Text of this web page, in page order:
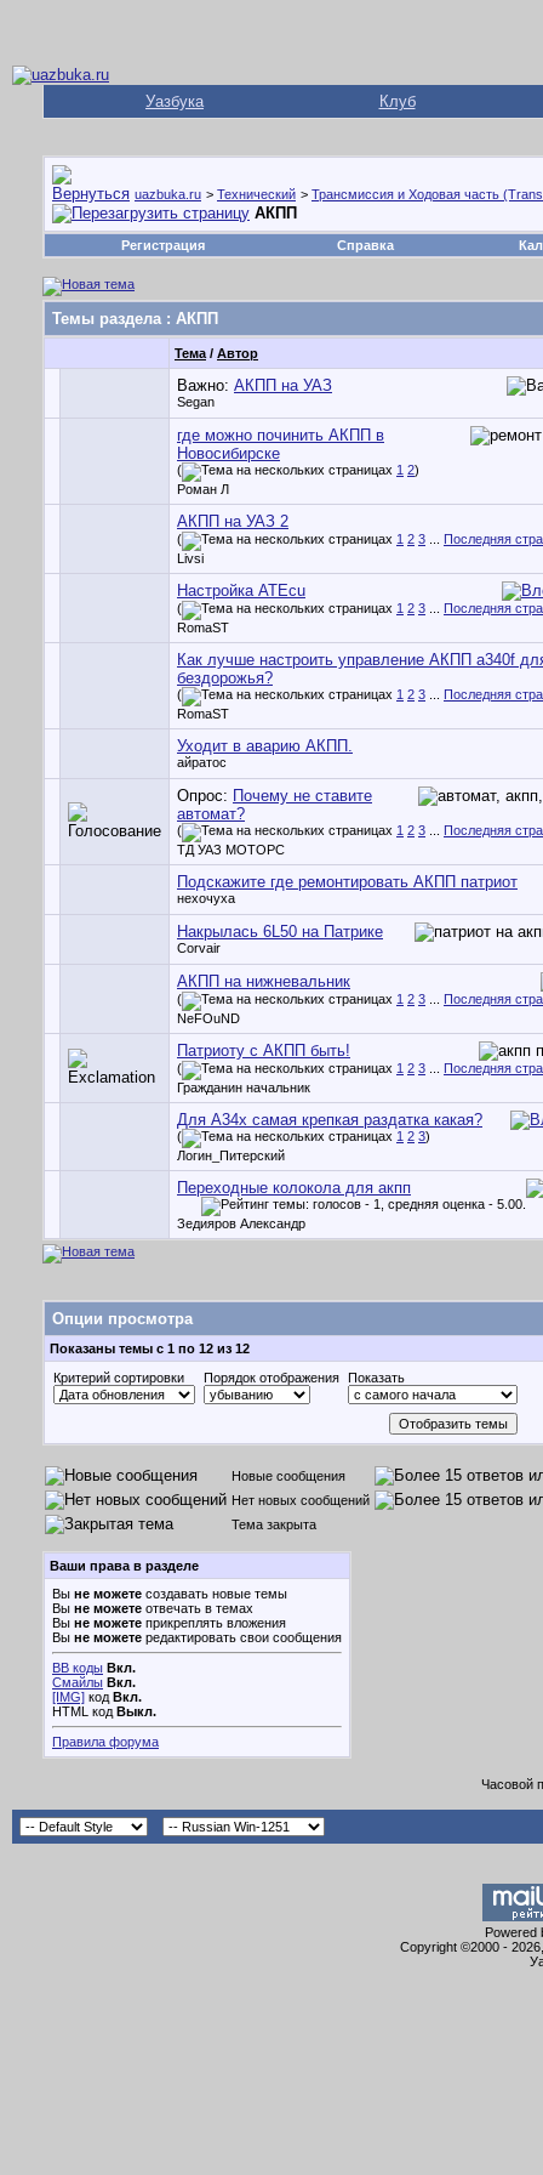
Уазбука Клуб
uazbuka.ru > Технический > Трансмиссия и Ходовая часть
АКПП
Регистрация Справка
Темы раздела: АКПП
Тема / Автор
Важно: АКПП на УАЗ
Segan
где можно починить АКПП в
Новосибирске
( 1 2)
Роман Л
АКПП на УАЗ 2
( 1 2 3
Последняя
Livsi
Настройка ATEcu
( 1 2 3
Последняя
RomaST
Как лучше настроить управление АКПП a340f
бездорожья?
( 1 2 3
Последняя
RomaST
Уходит в аварию АКПП.
айратос
Опрос: Почему не ставите
автомат?
( 1 2 3
Последняя
ТД УАЗ МОТОРС
Подскажите где ремонтировать АКПП патриот
нехочуха
Накрылась 6L50 на Патрике
Corvair
АКПП на нижневальник
( 1 2 3
Последняя
NeFOuND
Патриоту с АКПП быть!
( 1 2 3
Последняя
Гражданин начальник
Для A34x самая крепкая раздатка какая?
( 1 2 3)
Логин_Питерский
Переходные колокола для акпп
Зедияров Александр
Опции просмотра
Показаны темы с 1 по 12 из 12
Критерий сортировки
Порядок отображения Показать
Новые сообщения
Нет новых сообщений
Тема закрыта
Ваши права в разделе
Вы не можете создавать новые темы
Вы не можете отвечать в темах
Вы не можете прикреплять вложения
Вы не можете редактировать свои сообщения
BB коды Вкл.
Смайлы Вкл.
[IMG] код Вкл.
HTML код Выкл.
Правила форума
Часовой
Powered
Copyright ©2000 -